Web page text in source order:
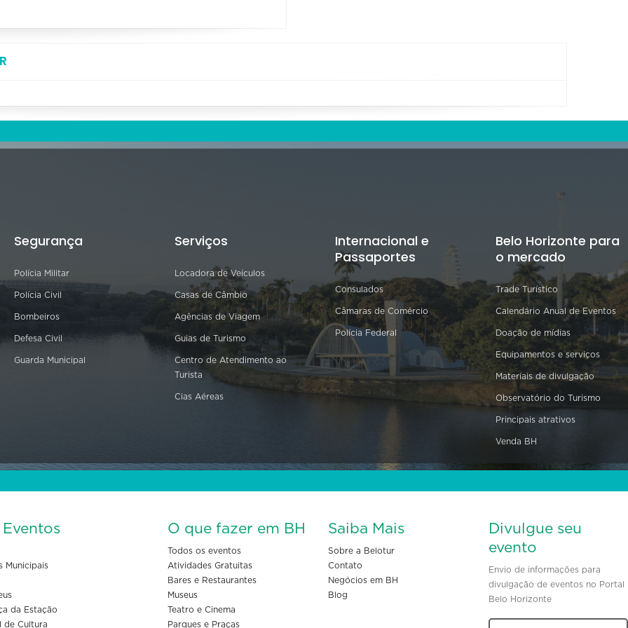
Segurança
Polícia Militar
Polícia Civil
Bombeiros
Defesa Civil
Guarda Municipal
Serviços
Locadora de Veículos
Casas de Câmbio
Agências de Viagem
Guias de Turismo
Centro de Atendimento ao
Turista
Cias Aéreas
Internacional e
Passaportes
Consulados
Câmaras de Comércio
Polícia Federal
Belo Horizonte para
o mercado
Trade Turístico
Calendário Anual de Eventos
Doação de mídias
Equipamentos e serviços
Materiais de divulgação
Observatório do Turismo
Principais atrativos
Venda BH
Municipais
da Estação
de Cultura
O que fazer em BH
Todos os eventos
Atividades Gratuitas
Bares e Restaurantes
Museus
Teatro e Cinema
Parques e Praças
Saiba Mais
Sobre a Belotur
Contato
Negócios em BH
Blog
Divulgue seu
evento
Envio de informações para
divulgação de eventos no Portal
Belo Horizonte